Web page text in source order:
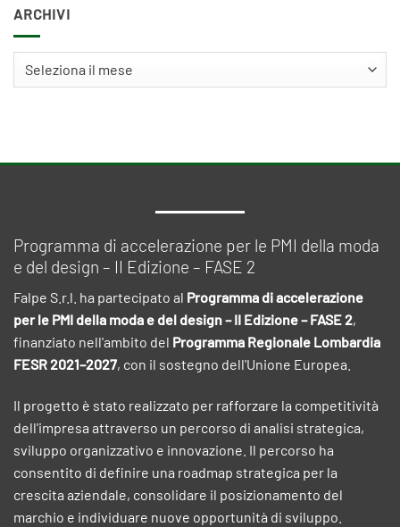
ARCHIVI
Programma di accelerazione per le PMI della moda
e del design – II Edizione – FASE 2
Falpe S.r.l. ha partecipato al Programma di accelerazione
per le PMI della moda e del design – II Edizione – FASE 2,
finanziato nell'ambito del Programma Regionale Lombardia
FESR 2021–2027, con il sostegno dell'Unione Europea.
Il progetto è stato realizzato per rafforzare la competitività
dell'impresa attraverso un percorso di analisi strategica,
sviluppo organizzativo e innovazione. Il percorso ha
consentito di definire una roadmap strategica per la
crescita aziendale, consolidare il posizionamento del
marchio e individuare nuove opportunità di sviluppo.